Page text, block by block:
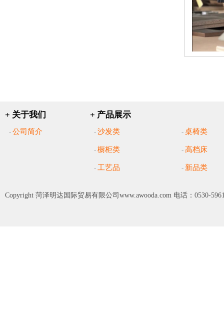
+ 关于我们
- 公司简介
+ 产品展示
- 沙发类 - 桌椅类
- 橱柜类 - 高档床
- 工艺品 - 新品类
Copyright 菏泽明达国际贸易有限公司www.awooda.com 电话：0530-